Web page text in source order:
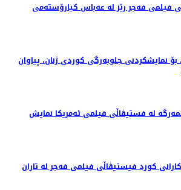
فیلمی فەجر رێز لە عەباس کیارۆستەمی
بۆ نمایشکردنی جلوبەرگی کوردی ژنان، پیاوان
لە فستیڤاڵی فیلمی ئەمریکا نمایش
کورد فیستیڤاڵی فیلمی فەجر لە تاران